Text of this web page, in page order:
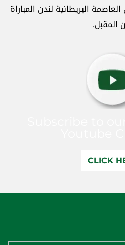
البريطانية لندن المباراة
CLICK